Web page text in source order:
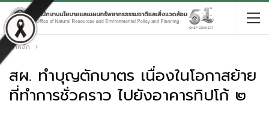
หน้าหลัก
สผ. ทำบุญตักบาตร เนื่องในโอกาสย้าย
ที่ทำการชั่วคราว ไปยังอาคารทิปโก้ ๒